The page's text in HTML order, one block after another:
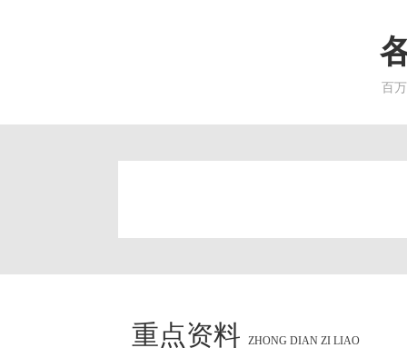
百
重点资料 ZHONG DIAN ZI LIAO